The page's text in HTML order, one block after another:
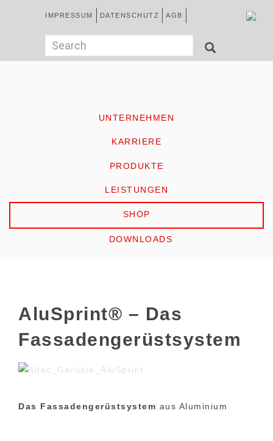
Kopfzeile
IMPRESSUM DATENSCHUTZ AGB
Suchformular
Search SEARCH
UNTERNEHMEN
KARRIERE
PRODUKTE
LEISTUNGEN
SHOP
DOWNLOADS
AluSprint® – Das
Fassadengerüstsystem
Das Fassadengerüstsystem aus Aluminium